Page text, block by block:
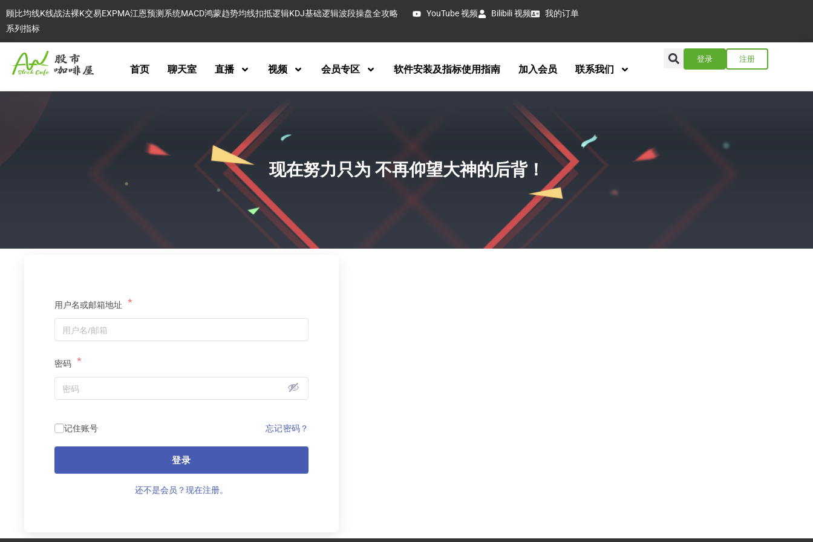
顾比均线K线战法裸K交易EXPMA江恩预测系统MACD鸿蒙趋势均线扣抵逻辑KDJ基础逻辑波段操盘全攻略
系列指标
YouTube 视频 Bilibili 视频 我的订单
首页 聊天室 直播 视频 会员专区 软件安装及指标使用指南 加入会员 联系我们
登录 注册
现在努力只为 不再仰望大神的后背！
用户名或邮箱地址 *
密码 *
记住账号 忘记密码？
登录
还不是会员？现在注册。